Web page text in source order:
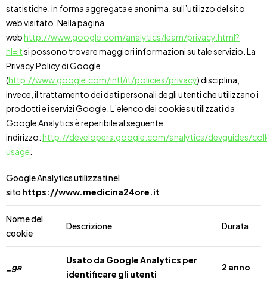
statistiche, in forma aggregata e anonima, sull’utilizzo del sito
web visitato. Nella pagina
webhttp://www.google.com/analytics/learn/privacy.html?
hl=itsi possono trovare maggiori informazioni su tale servizio. La
Privacy Policy di Google
(http://www.google.com/intl/it/policies/privacy) disciplina,
invece, il trattamento dei dati personali degli utenti che utilizzano i
prodotti e i servizi Google. L’elenco dei cookies utilizzati da
Google Analytics è reperibile al seguente
indirizzo:http://developers.google.com/analytics/devguides/
usage
Google Analyticsutilizzati nel
sito https://www.medicina24ore.it
Nome del
cookie
Descrizione Durata
_ga
Usato da Google Analytics per
identificare gli utenti
2 anno